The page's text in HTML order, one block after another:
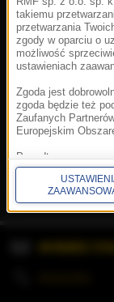
takiemu
przetwarzania
zgody w oparciu o
możliwość
ustawieniach
Zgoda jest
zgoda będzie też
Zaufanych
Europejskim
Ponadto masz
ograniczenia
Prezesa Urzędu
znajdziesz
informacje na temat